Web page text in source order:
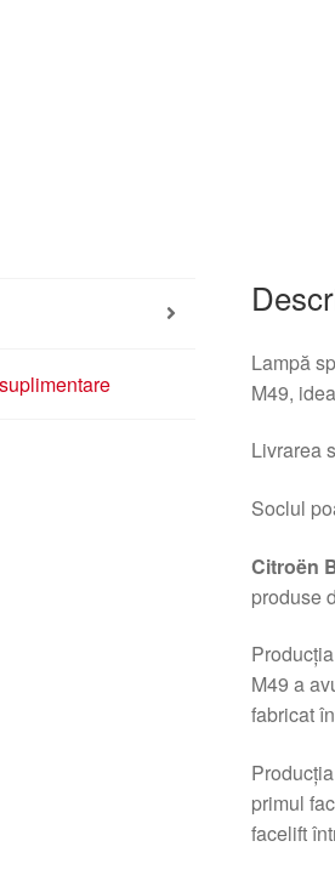
Lampă
M49,
Livrarea
Soclul
Citroën
produse
M49 a
fabricat
primul
facelift